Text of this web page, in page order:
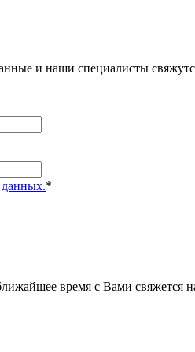
и наши специалисты
данных.*
время с Вами свяжется